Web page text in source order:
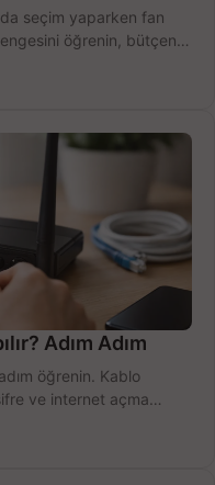
seçim yaparken fan
öğrenin, bütçenizi
Adım Adım
öğrenin. Kablo
ve internet açma